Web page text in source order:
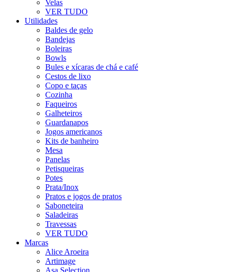
Velas
VER TUDO
Utilidades
Baldes de gelo
Bandejas
Boleiras
Bowls
Bules e xícaras de chá e café
Cestos de lixo
Copo e taças
Cozinha
Faqueiros
Galheteiros
Guardanapos
Jogos americanos
Kits de banheiro
Mesa
Panelas
Petisqueiras
Potes
Prata/Inox
Pratos e jogos de pratos
Saboneteira
Saladeiras
Travessas
VER TUDO
Marcas
Alice Aroeira
Artimage
Asa Selection